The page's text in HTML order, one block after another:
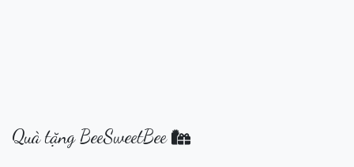
Quà tặng BeeSweetBee